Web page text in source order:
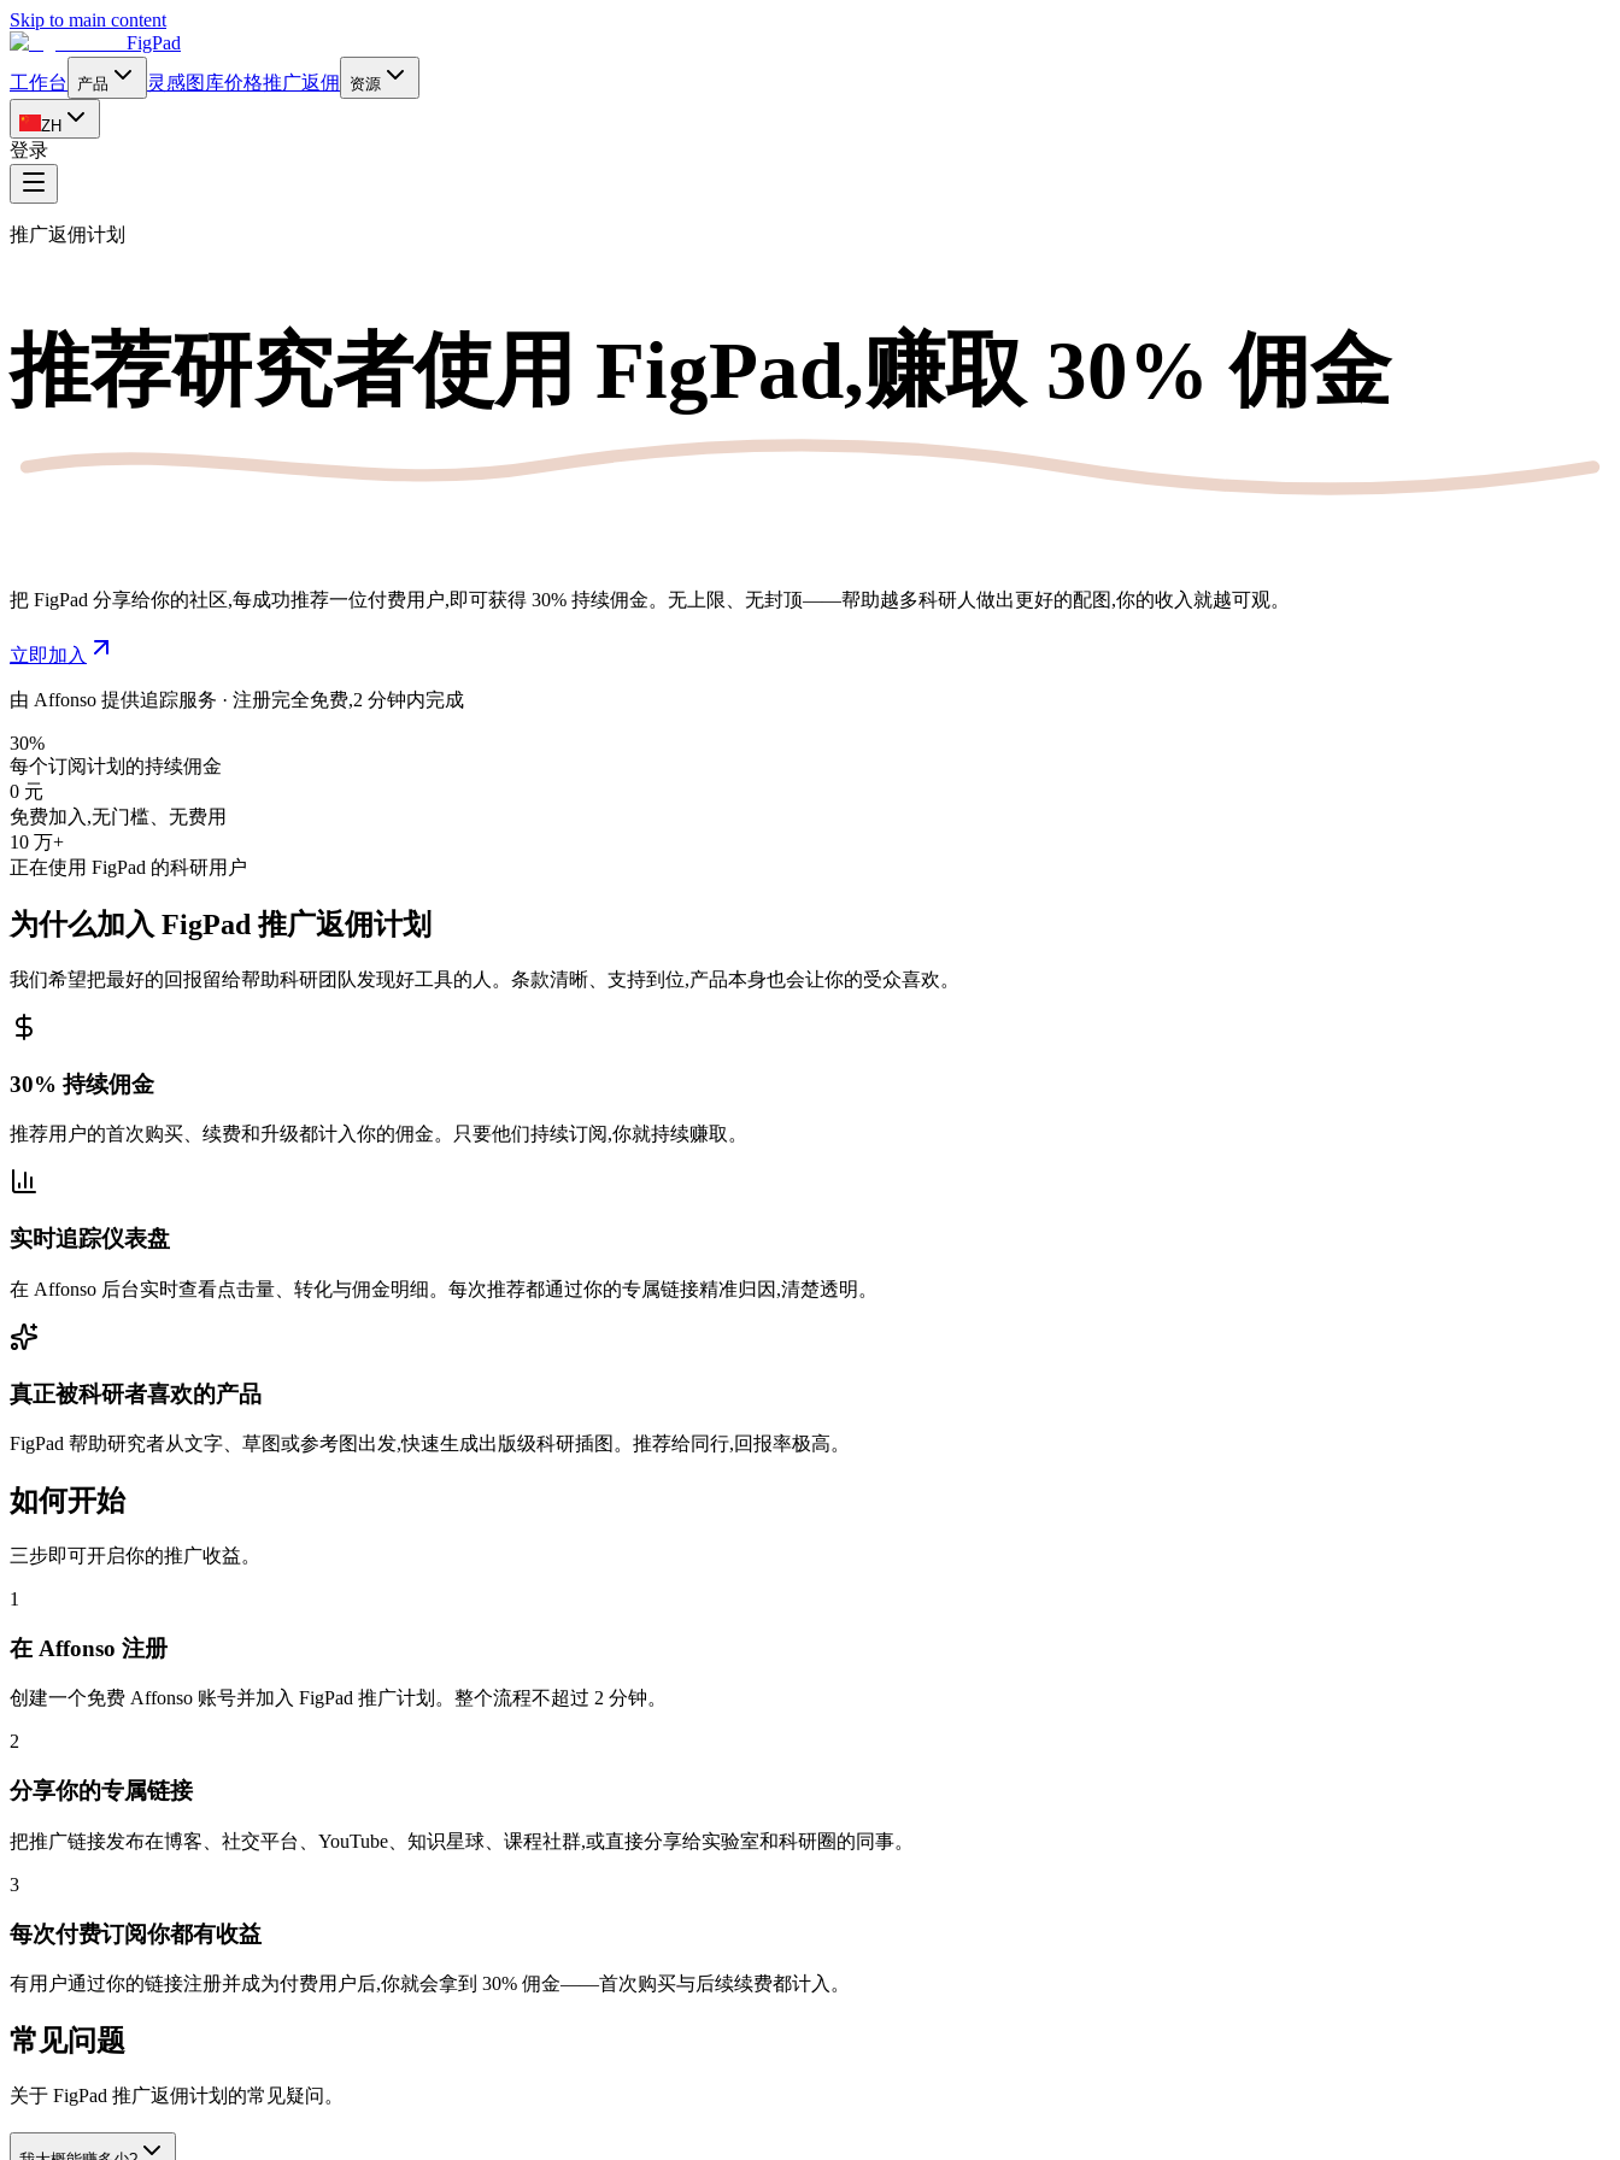
Skip to main content
FigPad
工作台
产品 灵感图库价格推广返佣 资源
ZH
登录
推广返佣计划
推荐研究者使用 FigPad,赚取 30% 佣金
把 FigPad 分享给你的社区,每成功推荐一位付费用户,即可获得 30% 持续佣金。无上限、无封顶——帮助越多科研人做出更好的配图,你的收入就越可观。
立即加入
由 Affonso 提供追踪服务 · 注册完全免费,2 分钟内完成
30%
每个订阅计划的持续佣金
0 元
免费加入,无门槛、无费用
10 万+
正在使用 FigPad 的科研用户
为什么加入 FigPad 推广返佣计划
我们希望把最好的回报留给帮助科研团队发现好工具的人。条款清晰、支持到位,产品本身也会让你的受众喜欢。
30% 持续佣金
推荐用户的首次购买、续费和升级都计入你的佣金。只要他们持续订阅,你就持续赚取。
实时追踪仪表盘
在 Affonso 后台实时查看点击量、转化与佣金明细。每次推荐都通过你的专属链接精准归因,清楚透明。
真正被科研者喜欢的产品
FigPad 帮助研究者从文字、草图或参考图出发,快速生成出版级科研插图。推荐给同行,回报率极高。
如何开始
三步即可开启你的推广收益。
1
在 Affonso 注册
创建一个免费 Affonso 账号并加入 FigPad 推广计划。整个流程不超过 2 分钟。
2
分享你的专属链接
把推广链接发布在博客、社交平台、YouTube、知识星球、课程社群,或直接分享给实验室和科研圈的同事。
3
每次付费订阅你都有收益
有用户通过你的链接注册并成为付费用户后,你就会拿到 30% 佣金——首次购买与后续续费都计入。
常见问题
关于 FigPad 推广返佣计划的常见疑问。